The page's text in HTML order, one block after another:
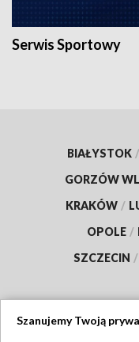
Serwis Sportowy
BIAŁYSTOK /
GORZÓW
KRAKÓW /
OPOLE /
SZCZECIN /
Szanujemy Twoją